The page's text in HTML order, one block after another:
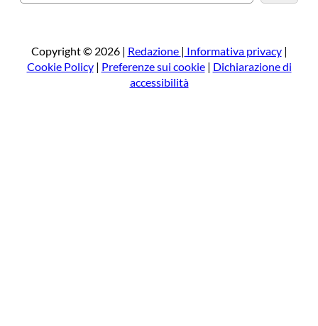
a
Copyright © 2026 | Redazione | Informativa privacy|
Cookie Policy| Preferenze sui cookie| Dichiarazione di
accessibilità